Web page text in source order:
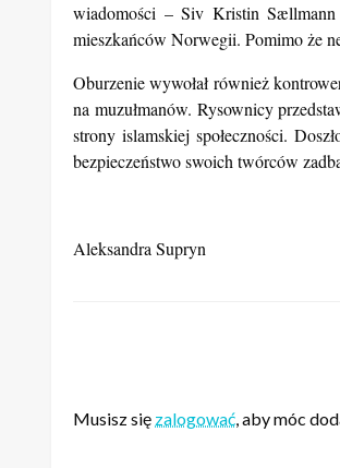
wiadomości – Siv Kristin Sællmann
mieszkańców Norwegii. Pomimo że
Oburzenie wywołał również
na muzułmanów. Rysownicy
strony islamskiej społeczności.
bezpieczeństwo swoich twórców
Aleksandra Supryn
Musisz się zalogować, aby móc